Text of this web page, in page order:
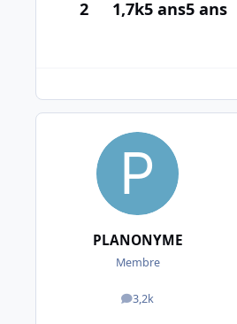
2 1,7k5 ans5 ans
PLANONYME
Membre
3,2k
messages